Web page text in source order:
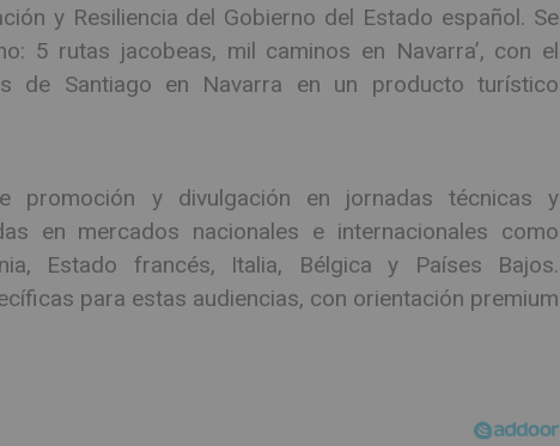
y Resiliencia del Gobierno del Estado español. Se
5 rutas jacobeas, mil caminos en Navarra’, con el
de Santiago en Navarra en un producto turístico
promoción y divulgación en jornadas técnicas y
en mercados nacionales e internacionales como
Estado francés, Italia, Bélgica y Países Bajos.
para estas audiencias, con orientación premium